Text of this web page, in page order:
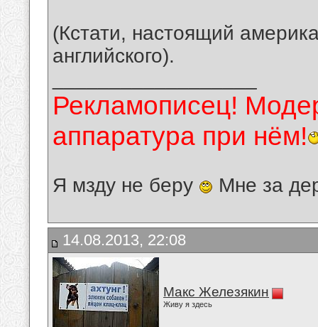
(Кстати, настоящий
английского).
Рекламописец!
аппаратура при нём!
Я мзду не беру Мне за
14.08.2013, 22:08
Макс Железякин
Живу я здесь